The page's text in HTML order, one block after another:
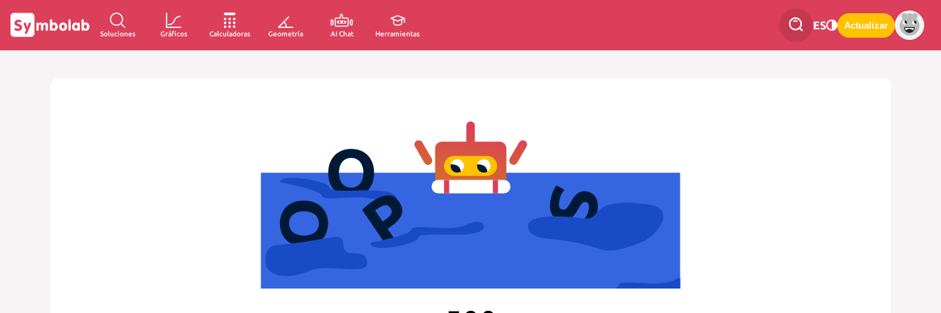
Soluciones Gráficos Calculadoras Geometría AI Chat Herramientas
ES Actualizar